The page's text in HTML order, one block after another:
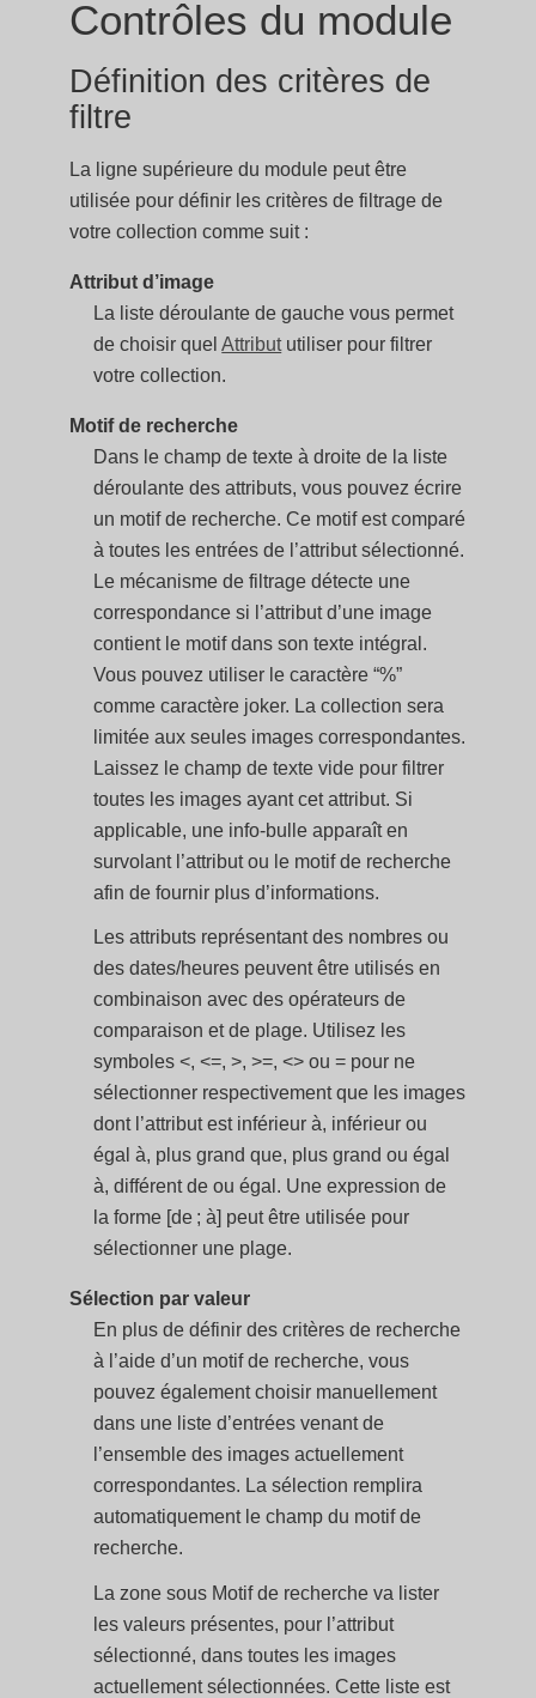
Contrôles du module
Définition des critères de
filtre
La ligne supérieure du module peut être
utilisée pour définir les critères de filtrage de
votre collection comme suit :
Attribut d’image
La liste déroulante de gauche vous permet
de choisir quelAttribututiliser pour filtrer
votre collection.
Motif de recherche
Dans le champ de texte à droite de la liste
déroulante des attributs, vous pouvez écrire
un motif de recherche. Ce motif est comparé
à toutes les entrées de l’attribut sélectionné.
Le mécanisme de filtrage détecte une
correspondance si l’attribut d’une image
contient le motif dans son texte intégral.
Vous pouvez utiliser le caractère “%”
comme caractère joker. La collection sera
limitée aux seules images correspondantes.
Laissez le champ de texte vide pour filtrer
toutes les images ayant cet attribut. Si
applicable, une info-bulle apparaît en
survolant l’attribut ou le motif de recherche
afin de fournir plus d’informations.
Les attributs représentant des nombres ou
des dates/heures peuvent être utilisés en
combinaison avec des opérateurs de
comparaison et de plage. Utilisez les
symboles <, <=, >, >=, <> ou = pour ne
sélectionner respectivement que les images
dont l’attribut est inférieur à, inférieur ou
égal à, plus grand que, plus grand ou égal
à, différent de ou égal. Une expression de
la forme [de ; à] peut être utilisée pour
sélectionner une plage.
Sélection par valeur
En plus de définir des critères de recherche
à l’aide d’un motif de recherche, vous
pouvez également choisir manuellement
dans une liste d’entrées venant de
l’ensemble des images actuellement
correspondantes. La sélection remplira
automatiquement le champ du motif de
recherche.
La zone sous Motif de recherche va lister
les valeurs présentes, pour l’attribut
sélectionné, dans toutes les images
actuellement sélectionnées. Cette liste est